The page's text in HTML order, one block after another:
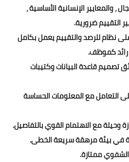
، والمعايير الإنسانية الأساسية ،
نظام للرصد والتقييم يعمل بكامل
كموظف.
تصميم قاعدة البيانات وكتيبات
التعامل مع المعلومات الحساسة
وحيلة مع الاهتمام القوي بالتفاصيل.
في بيئة مرهقة سريعة الخطى.
ممتازة.